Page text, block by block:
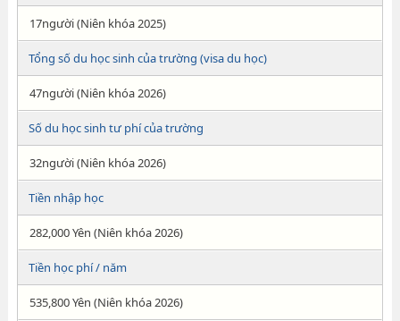
17người (Niên khóa 2025)
Tổng số du học sinh của trường (visa du học)
47người (Niên khóa 2026)
Số du học sinh tư phí của trường
32người (Niên khóa 2026)
Tiền nhập học
282,000 Yên (Niên khóa 2026)
Tiền học phí / năm
535,800 Yên (Niên khóa 2026)